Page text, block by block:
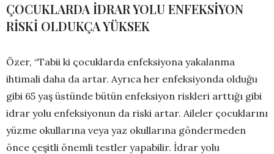
ÇOCUKLARDA İDRAR YOLU ENFEKSİYON
RİSKİ OLDUKÇA YÜKSEK
Özer, “Tabii ki çocuklarda enfeksiyona yakalanma
ihtimali daha da artar. Ayrıca her enfeksiyonda olduğu
gibi 65 yaş üstünde bütün enfeksiyon riskleri arttığı gibi
idrar yolu enfeksiyonun da riski artar. Aileler çocuklarını
yüzme okullarına veya yaz okullarına göndermeden
önce çeşitli önemli testler yapabilir. İdrar yolu